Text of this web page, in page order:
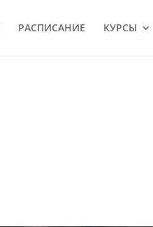
РАСПИСАНИЕ КУРСЫ